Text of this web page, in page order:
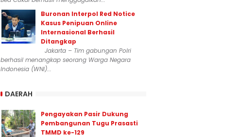
Buronan Interpol Red Notice
Kasus Penipuan Online
Internasional Berhasil
Ditangkap
Jakarta – Tim gabungan Polri
berhasil menangkap seorang Warga Negara
Indonesia (WNI)...
DAERAH
Pengayakan Pasir Dukung
Pembangunan Tugu Prasasti
TMMD ke-129